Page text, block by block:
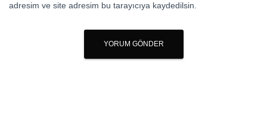
adresim ve site adresim bu tarayıcıya kaydedilsin.